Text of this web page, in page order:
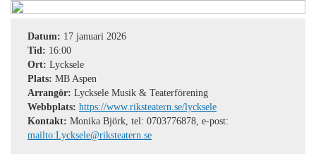
Datum: 17 januari 2026
Tid: 16:00
Ort: Lycksele
Plats: MB Aspen
Arrangör: Lycksele Musik & Teaterförening
Webbplats: https://www.riksteatern.se/lycksele
Kontakt: Monika Björk, tel: 0703776878, e-post:
mailto:Lycksele@riksteatern.se